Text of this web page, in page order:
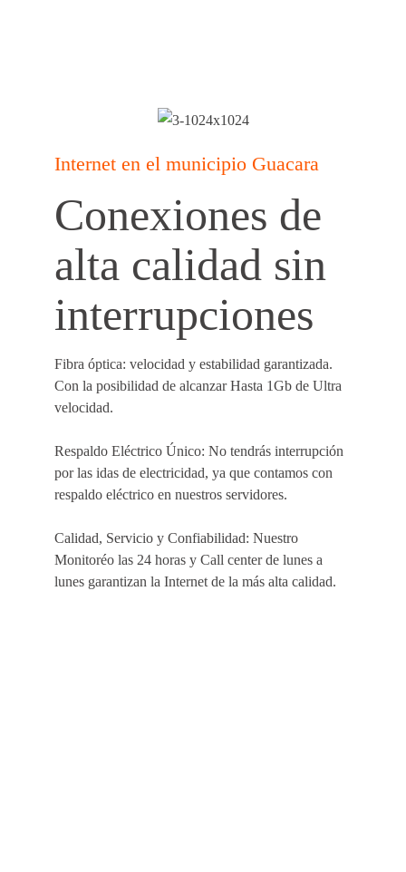
Internet en el municipio Guacara
Conexiones de
alta calidad sin
interrupciones
Fibra óptica: velocidad y estabilidad garantizada.
Con la posibilidad de alcanzarHasta 1Gb de Ultra
velocidad.
Respaldo Eléctrico Único: No tendrás interrupción
por las idas de electricidad, ya que contamos con
respaldo eléctrico en nuestros servidores.
Calidad, Servicio y Confiabilidad: Nuestro
Monitoréo las 24 horas y Call center de lunes a
lunes garantizan la Internet de la más alta calidad.